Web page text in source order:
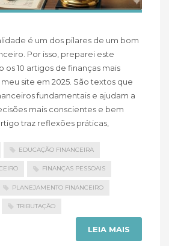
é um dos pilares de um bom
Por isso, preparei este
os 10 artigos de finanças mais
site em 2025. São textos que
fundamentais e ajudam a
mais conscientes e bem
traz reflexões práticas,
EDUCAÇÃO FINANCEIRA
FINANÇAS PESSOAIS
PLANEJAMENTO FINANCEIRO
TRIBUTAÇÃO
LEIA MAIS